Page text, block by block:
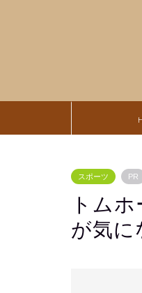
スポーツ PR
トム
が気に